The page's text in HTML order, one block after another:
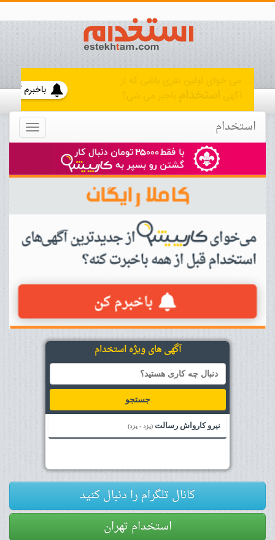
Toggle استخدام
آگهی های ویژه استخدام
جستجو
نیرو کارواش رسالت (یزد - یزد)
کانال تلگرام را دنبال کنید
استخدام تهران